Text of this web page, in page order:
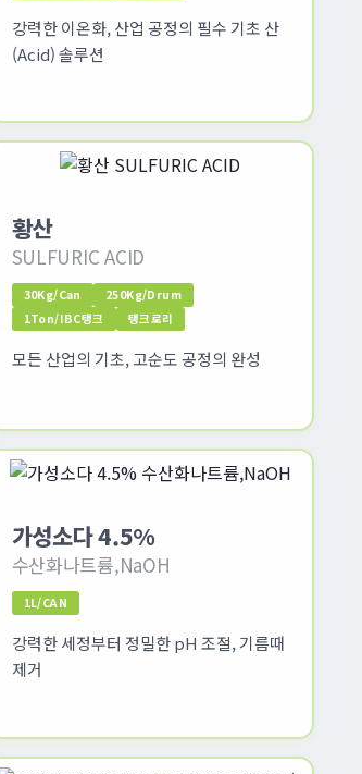
강력한 이온화, 산업 공정의 필수 기초 산
(Acid) 솔루션
황산
SULFURIC ACID
30Kg/Can
250Kg/Drum
1Ton/IBC탱크
탱크로리
모든 산업의 기초, 고순도 공정의 완성
가성소다 4.5%
수산화나트륨,NaOH
1L/CAN
강력한 세정부터 정밀한 pH 조절, 기름때
제거